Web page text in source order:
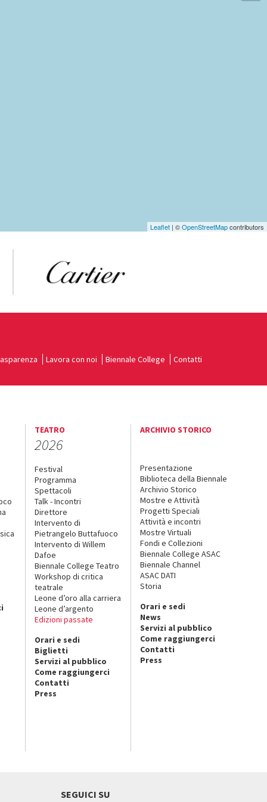
Leaflet | ©OpenStreetMapcontributors
Lavora con noi Biennale College Contatti
TEATRO
2026
Festival
Programma
Spettacoli
Talk - Incontri
Direttore
Intervento di
Pietrangelo Buttafuoco
Intervento di Willem
Dafoe
Biennale College Teatro
Workshop di critica
teatrale
Leone d’oro alla carriera
Leone d’argento
Edizioni passate
Orari e sedi
Biglietti
Servizi al pubblico
Come raggiungerci
Contatti
Press
ARCHIVIO STORICO
Presentazione
Biblioteca della Biennale
Archivio Storico
Mostre e Attività
Progetti Speciali
Attività e incontri
Mostre Virtuali
Fondi e Collezioni
Biennale College ASAC
Biennale Channel
ASAC DATI
Storia
Orari e sedi
News
Servizi al pubblico
Come raggiungerci
Contatti
Press
SEGUICI SU